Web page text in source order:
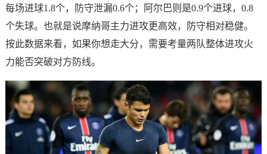
每场进球1.8个，防守泄漏0.6个；阿尔巴则是0.9个进球，0.8
个失球。也就是说摩纳哥主力进攻更高效，防守相对稳健。
按此数据来看，如果你想走大分，需要考量两队整体进攻火
力能否突破对方防线。